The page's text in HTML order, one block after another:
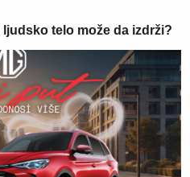
telo može da izdrži?